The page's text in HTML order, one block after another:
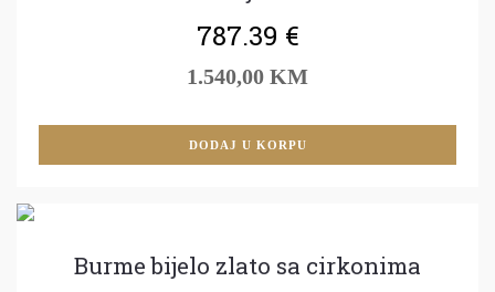
787.39 €
1.540,00 KM
DODAJ U KORPU
Burme bijelo zlato sa cirkonima